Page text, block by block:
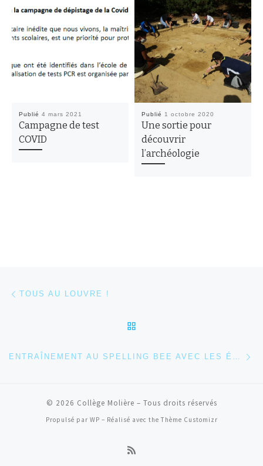
Publié 4 mars 2021
Campagne de test
COVID
Publié 1 octobre 2020
Une sortie pour
découvrir
l’archéologie
Parcourir les articles
TOUS AU LOUVRE !
© 2026 Collège Molière – Tous droits réservés
Propulsé par WP – Réalisé avec the Thème Customizr